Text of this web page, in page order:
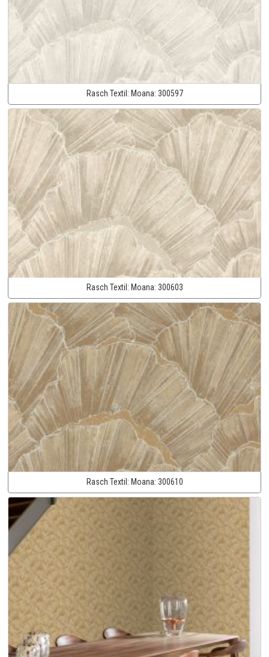
Rasch Textil: Moana: 300597
Rasch Textil: Moana: 300603
Rasch Textil: Moana: 300610